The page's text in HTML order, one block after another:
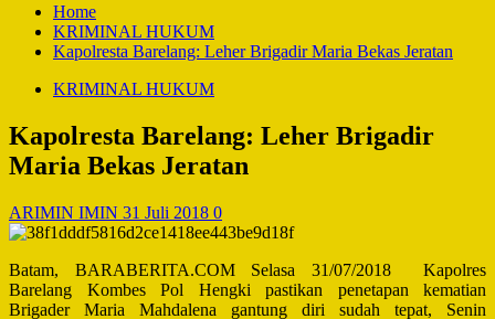
Home
KRIMINAL HUKUM
Kapolresta Barelang: Leher Brigadir Maria Bekas Jeratan
KRIMINAL HUKUM
Kapolresta Barelang: Leher Brigadir
Maria Bekas Jeratan
ARIMIN IMIN 31 Juli 2018 0
Batam, BARABERITA.COM Selasa 31/07/2018 Kapolres
Barelang Kombes Pol Hengki pastikan penetapan kematian
Brigader Maria Mahdalena gantung diri sudah tepat, Senin